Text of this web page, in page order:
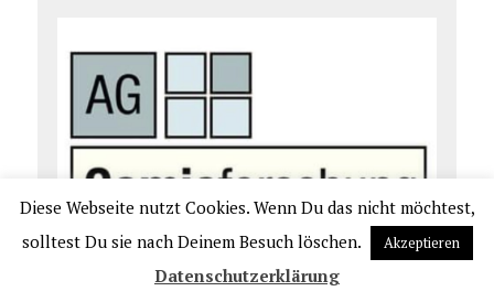
Diese Webseite nutzt Cookies. Wenn Du das nicht möchtest,
solltest Du sie nach Deinem Besuch löschen.
Akzeptieren
Datenschutzerklärung